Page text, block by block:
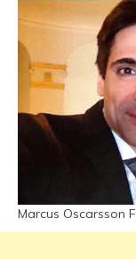
Marcus Oscarsson